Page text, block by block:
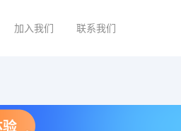
加入我们 联系我们